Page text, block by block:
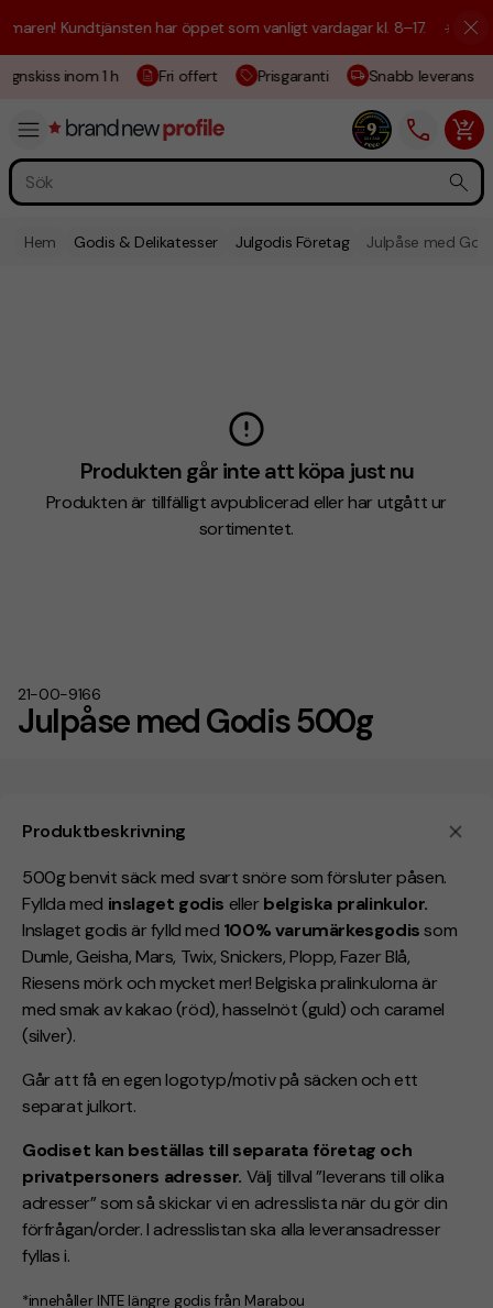
Kundtjänsten har öppet som vanligt vardagar kl. 8–17. ☀️ Vi är
inom 1 h Fri offert Prisgaranti Snabb leverans
Hem Godis & Delikatesser Julgodis Företag Julpåse med
Julpåse med Godis 500g
21-00-9166
Produkten går inte att köpa just nu
Produkten är tillfälligt avpublicerad eller har utgått ur
sortimentet.
Produktbeskrivning
500g benvit säck med svart snöre som försluter påsen.
Fyllda med inslaget godis eller belgiska pralinkulor.
Inslaget godis är fylld med 100% varumärkesgodissom
Dumle, Geisha, Mars, Twix, Snickers, Plopp, Fazer Blå,
Riesens mörk och mycket mer! Belgiska pralinkulorna är
med smak av kakao (röd), hasselnöt (guld) och caramel
(silver).
Går att få en egen logotyp/motiv på säcken och ett
separat julkort.
Godiset kan beställas till separata företag och
privatpersoners adresser. Välj tillval ”leverans till olika
adresser” som så skickar vi en adresslista när du gör din
förfrågan/order. I adresslistan ska alla leveransadresser
fyllas i.
*innehåller INTE längre godis från Marabou